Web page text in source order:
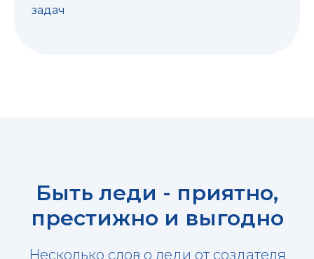
задач
Быть леди - приятно,
престижно и выгодно
Несколько слов о леди от создателя